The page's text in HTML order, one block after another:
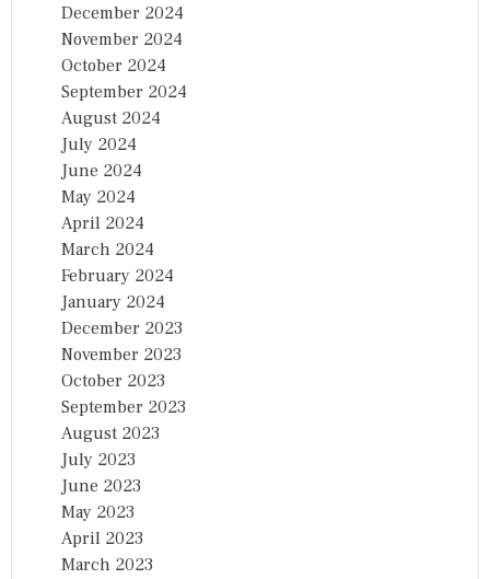
December 2024
November 2024
October 2024
September 2024
August 2024
July 2024
June 2024
May 2024
April 2024
March 2024
February 2024
January 2024
December 2023
November 2023
October 2023
September 2023
August 2023
July 2023
June 2023
May 2023
April 2023
March 2023